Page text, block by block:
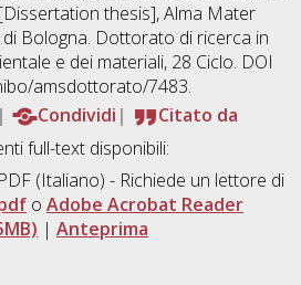
thesis], Alma Mater
Bologna. Dottorato di ricerca in
e dei materiali, 28 Ciclo. DOI
amsdottorato/7483.
Condividi
Citato da
full-text disponibili:
(Italiano) - Richiede un lettore di
o Adobe Acrobat Reader
| Anteprima